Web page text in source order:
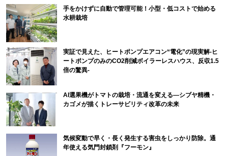
手をかけずに自動で管理可能！小型・低コストで始める
水耕栽培
実証で見えた、ヒートポンプエアコン“電化”の現実解-ヒ
ートポンプのみのCO2削減ボイラーレスハウス、反収1.5
倍の驚異-
AI選果機がトマトの栽培・流通を変える―シブヤ精機・
カゴメが描くトレーサビリティ改革の未来
気候変動で早く・長く発生する害虫をしっかり防除。通
年使える気門封鎖剤『フーモン』